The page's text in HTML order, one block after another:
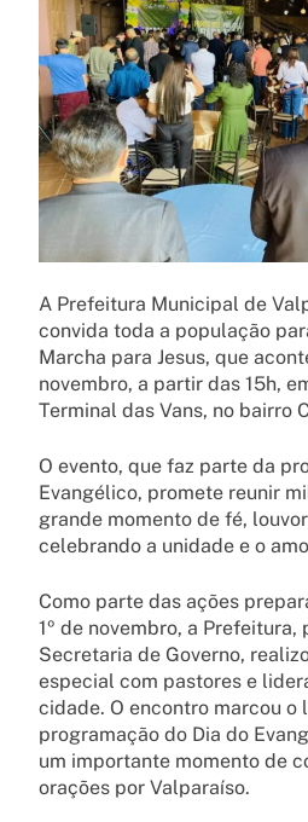
A Prefeitura Municipal de
convida toda a população
Marcha para Jesus, que
novembro, a partir das 15h,
Terminal das Vans, no bairro
O evento, que faz parte da
Evangélico, promete reunir
grande momento de fé,
celebrando a unidade e o
Como parte das ações
1º de novembro, a Prefeitura,
Secretaria de Governo,
especial com pastores e
cidade. O encontro marcou o
programação do Dia do
um importante momento de
orações por Valparaíso.